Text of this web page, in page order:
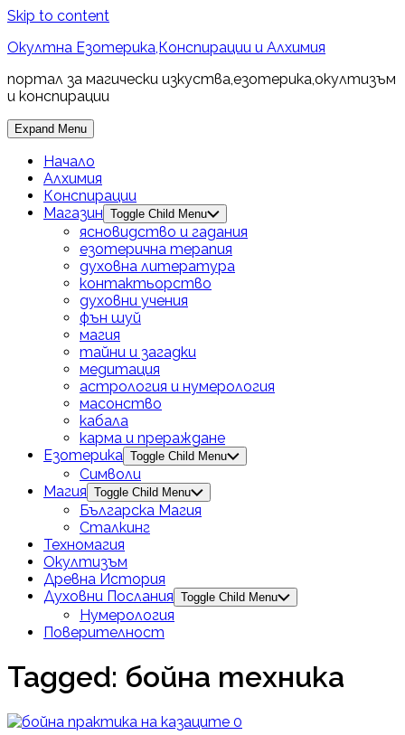
Skip to content
Окултна Езотерика,Конспирации и Алхимия
портал за магически изкуства,езотерика,окултизъм
и конспирации
Expand Menu
Начало
Алхимия
Конспирации
Магазин Toggle Child Menu
ясновидство и гадания
езотерична терапия
духовна литература
контактьорство
духовни учения
фън шуй
магия
тайни и загадки
медитация
астрология и нумерология
масонство
кабала
карма и прераждане
Езотерика Toggle Child Menu
Символи
Магия Toggle Child Menu
Българска Магия
Сталкинг
Техномагия
Окултизъм
Древна История
Духовни Послания Toggle Child Menu
Нумерология
Поверителност
Tagged: бойна техника
0